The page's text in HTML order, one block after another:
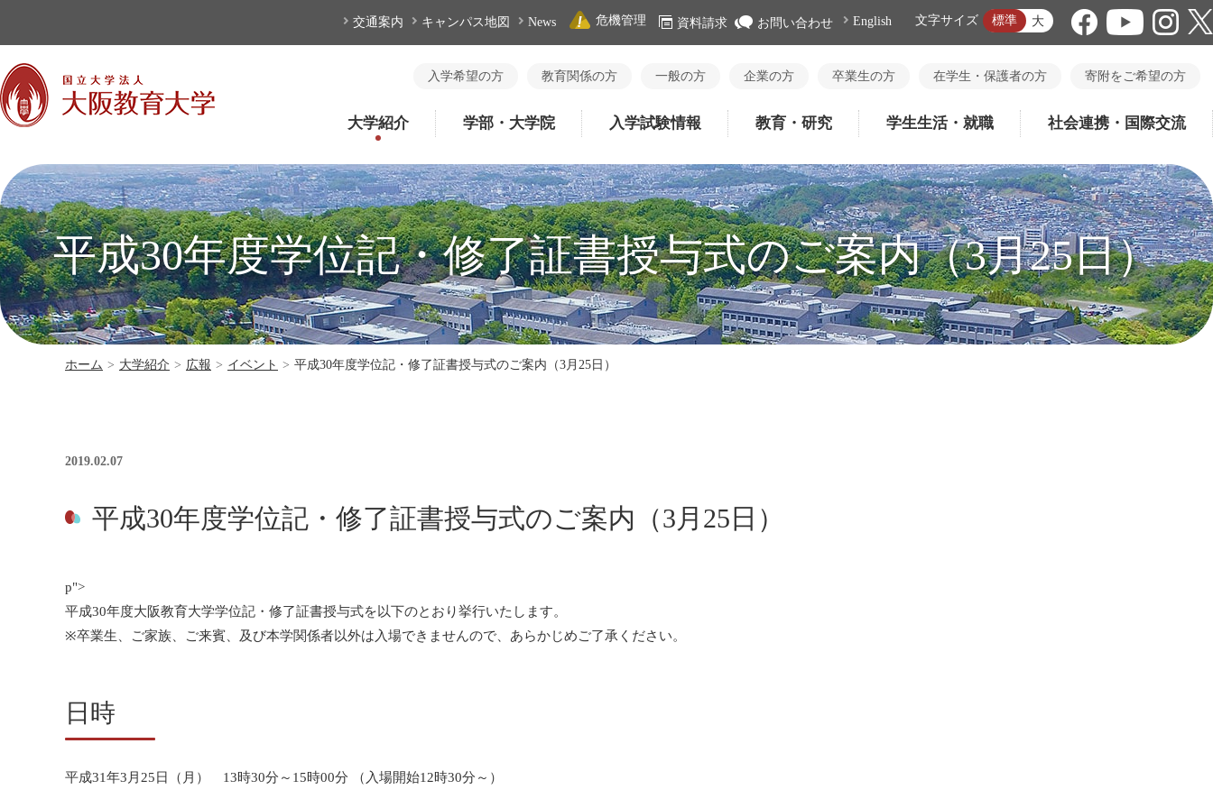
交通案内 キャンパス地図 News 危機管理 資料請求 お問い合わせ English 文字サイズ 標準 大
入学希望の方 教育関係の方 一般の方 企業の方 卒業生の方 在学生・保護者の方 寄附をご希望の方
大学紹介 学部・大学院 入学試験情報 教育・研究 学生生活・就職 社会連携・国際交流
平成30年度学位記・修了証書授与式のご案内（3月25日）
ホーム > 大学紹介 > 広報 > イベント > 平成30年度学位記・修了証書授与式のご案内（3月25日）
2019.02.07
平成30年度学位記・修了証書授与式のご案内（3月25日）
p">
平成30年度大阪教育大学学位記・修了証書授与式を以下のとおり挙行いたします。
※卒業生、ご家族、ご来賓、及び本学関係者以外は入場できませんので、あらかじめご了承ください。
日時
平成31年3月25日（月） 13時30分～15時00分 （入場開始12時30分～）